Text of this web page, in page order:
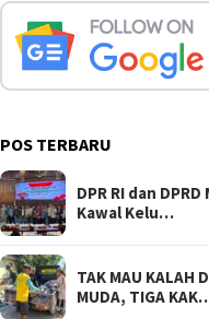
POS TERBARU
DPR RI dan
Kawal Kelu…
TAK MAU KALAH
MUDA, TIGA